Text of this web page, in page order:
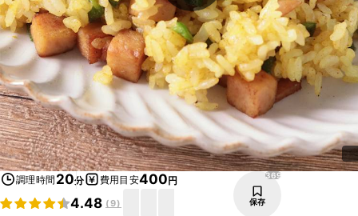
調理時間 20分 費用目安400円
4.48 (9)
369
保存